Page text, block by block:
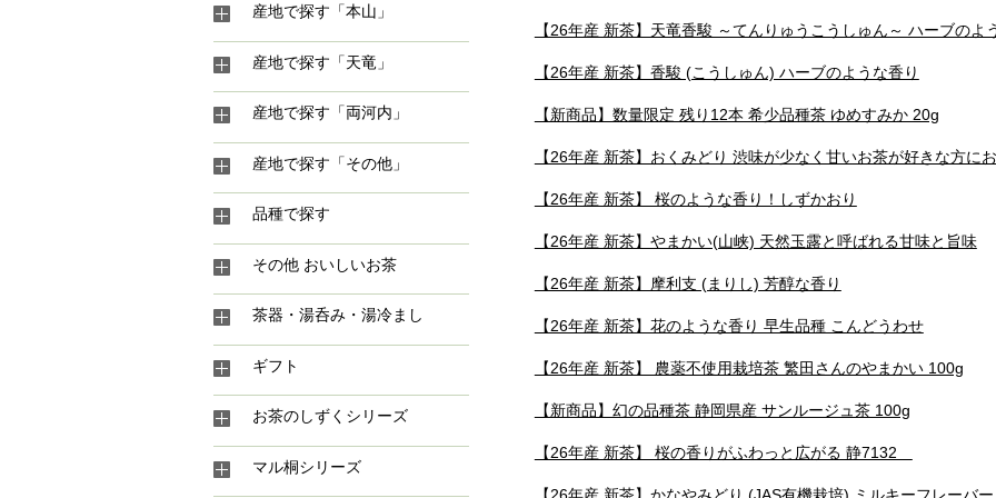
【26年産 新茶】天竜香駿 ～てんりゅうこうしゅん～ ハーブのよ
【26年産 新茶】香駿 (こうしゅん) ハーブのような香り
【新商品】数量限定 残り12本 希少品種茶 ゆめすみか 20g
【26年産 新茶】おくみどり 渋味が少なく甘いお茶が好きな方に
【26年産 新茶】 桜のような香り！しずかおり
【26年産 新茶】やまかい(山峡) 天然玉露と呼ばれる甘味と旨味
【26年産 新茶】摩利支 (まりし) 芳醇な香り
【26年産 新茶】花のような香り 早生品種 こんどうわせ
【26年産 新茶】 農薬不使用栽培茶 繁田さんのやまかい 100g
【新商品】幻の品種茶 静岡県産 サンルージュ茶 100g
【26年産 新茶】 桜の香りがふわっと広がる 静7132
産地で探す「本山」
産地で探す「天竜」
産地で探す「両河内」
産地で探す「その他」
品種で探す
その他 おいしいお茶
茶器・湯呑み・湯冷まし
ギフト
お茶のしずくシリーズ
マル桐シリーズ